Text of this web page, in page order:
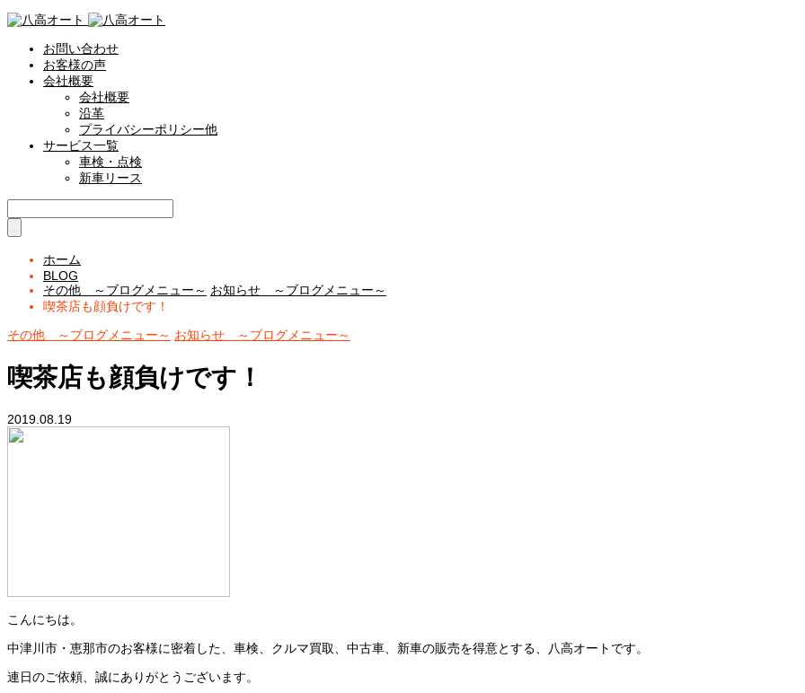
お問い合わせ
お客様の声
会社概要
会社概要
沿革
プライバシーポリシー他
サービス一覧
車検・点検
新車リース
ホーム
BLOG
その他 ～ブログメニュー～ お知らせ ～ブログメニュー～
喫茶店も顔負けです！
その他 ～ブログメニュー～ お知らせ ～ブログメニュー～
喫茶店も顔負けです！
2019.08.19
こんにちは。
中津川市・恵那市のお客様に密着した、車検、クルマ買取、中古車、新車の販売を得意とする、八高オートです。
連日のご依頼、誠にありがとうございます。